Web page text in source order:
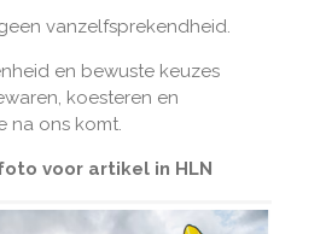
vanzelfsprekendheid.
en bewuste keuzes
koesteren en
na ons komt.
voor artikel in HLN